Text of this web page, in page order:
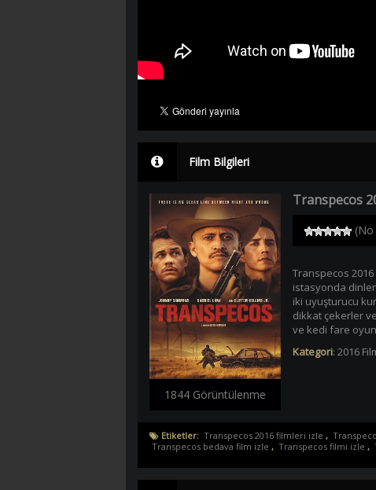
Film Bilgileri
1844 Görüntülenme
Transpecos
(No
Transpecos 2016
istasyonda
iki uyuşturucu
dikkat çekerler
ve kedi fare
Kategori: 2016
Etiketler: Transpecos 2016 filmleri izle ,
Transpecos bedava film izle , Transpecos filmi izle ,